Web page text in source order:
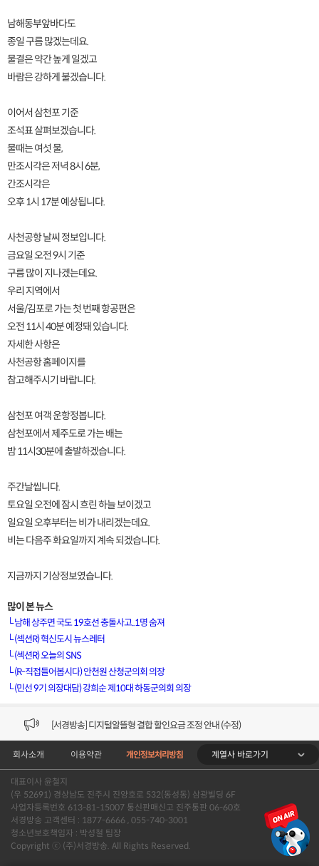
남해동부앞바다도
종일 구름 많겠는데요.
물결은 약간 높게 일겠고
바람은 강하게 불겠습니다.
이어서 삼천포 기준
조석표 살펴보겠습니다.
물때는 여섯 물,
만조시각은 저녁 8시 6분,
간조시각은
오후 1시 17분 예상됩니다.
사천공항 날씨 정보입니다.
금요일 오전 9시 기준
구름 많이 지나겠는데요.
우리 지역에서
서울/김포로 가는 첫 번째 항공편은
오전 11시 40분 예정돼 있습니다.
자세한 사항은
사천공항 홈페이지를
참고해주시기 바랍니다.
삼천포 여객 운항정봅니다.
삼천포에서 제주도로 가는 배는
밤 11시30분에 출발하겠습니다.
주간날씹니다.
토요일 오전에 잠시 흐린 하늘 보이겠고
일요일 오후부터는 비가 내리겠는데요.
비는 다음주 화요일까지 계속 되겠습니다.
지금까지 기상정보였습니다.
많이 본 뉴스
└남해 상주면 국도 19호선 충돌사고..1명 숨져
└(섹션R) 혁신도시 뉴스레터
└(섹션R) 오늘의 SNS
└(R-직접들어봅시다) 안천원 산청군의회 의장
└(민선 9기 의장대담) 강희순 제10대 하동군의회 의장
[VOD공지] 청춘초이스 이용금액 변경 안내
[서경방송] 일부 채널편성 변경 안내의 건 (7/22)
[서경방송] 디지털알뜰형 결합 할인요금 조정 안내 (수정)
[공지] 개인정보처리방침 (Ver2.15) 개정의 건 (7/1)
[서경방송] 일부 채널편성 변경 안내의 건 (7/1)
[VOD공지] 청춘초이스 이용금액 변경 안내
[서경방송] 일부 채널편성 변경 안내의 건 (7/22)
회사소개 이용약관 개인정보처리방침 계열사 바로가기
대표이사 윤철지
(우 52691) 경상남도 진주시 진양호로 532(동성동) 삼광빌딩 6F
사업자등록번호 613-81-15007 통신판매신고 진주통판 06-60호
서경방송 고객센터 : 1877-6666 , 055-740-3001
청소년보호책임자 : 박성철 팀장
Copyright ⓒ (주)서경방송. All Rights Reserved.